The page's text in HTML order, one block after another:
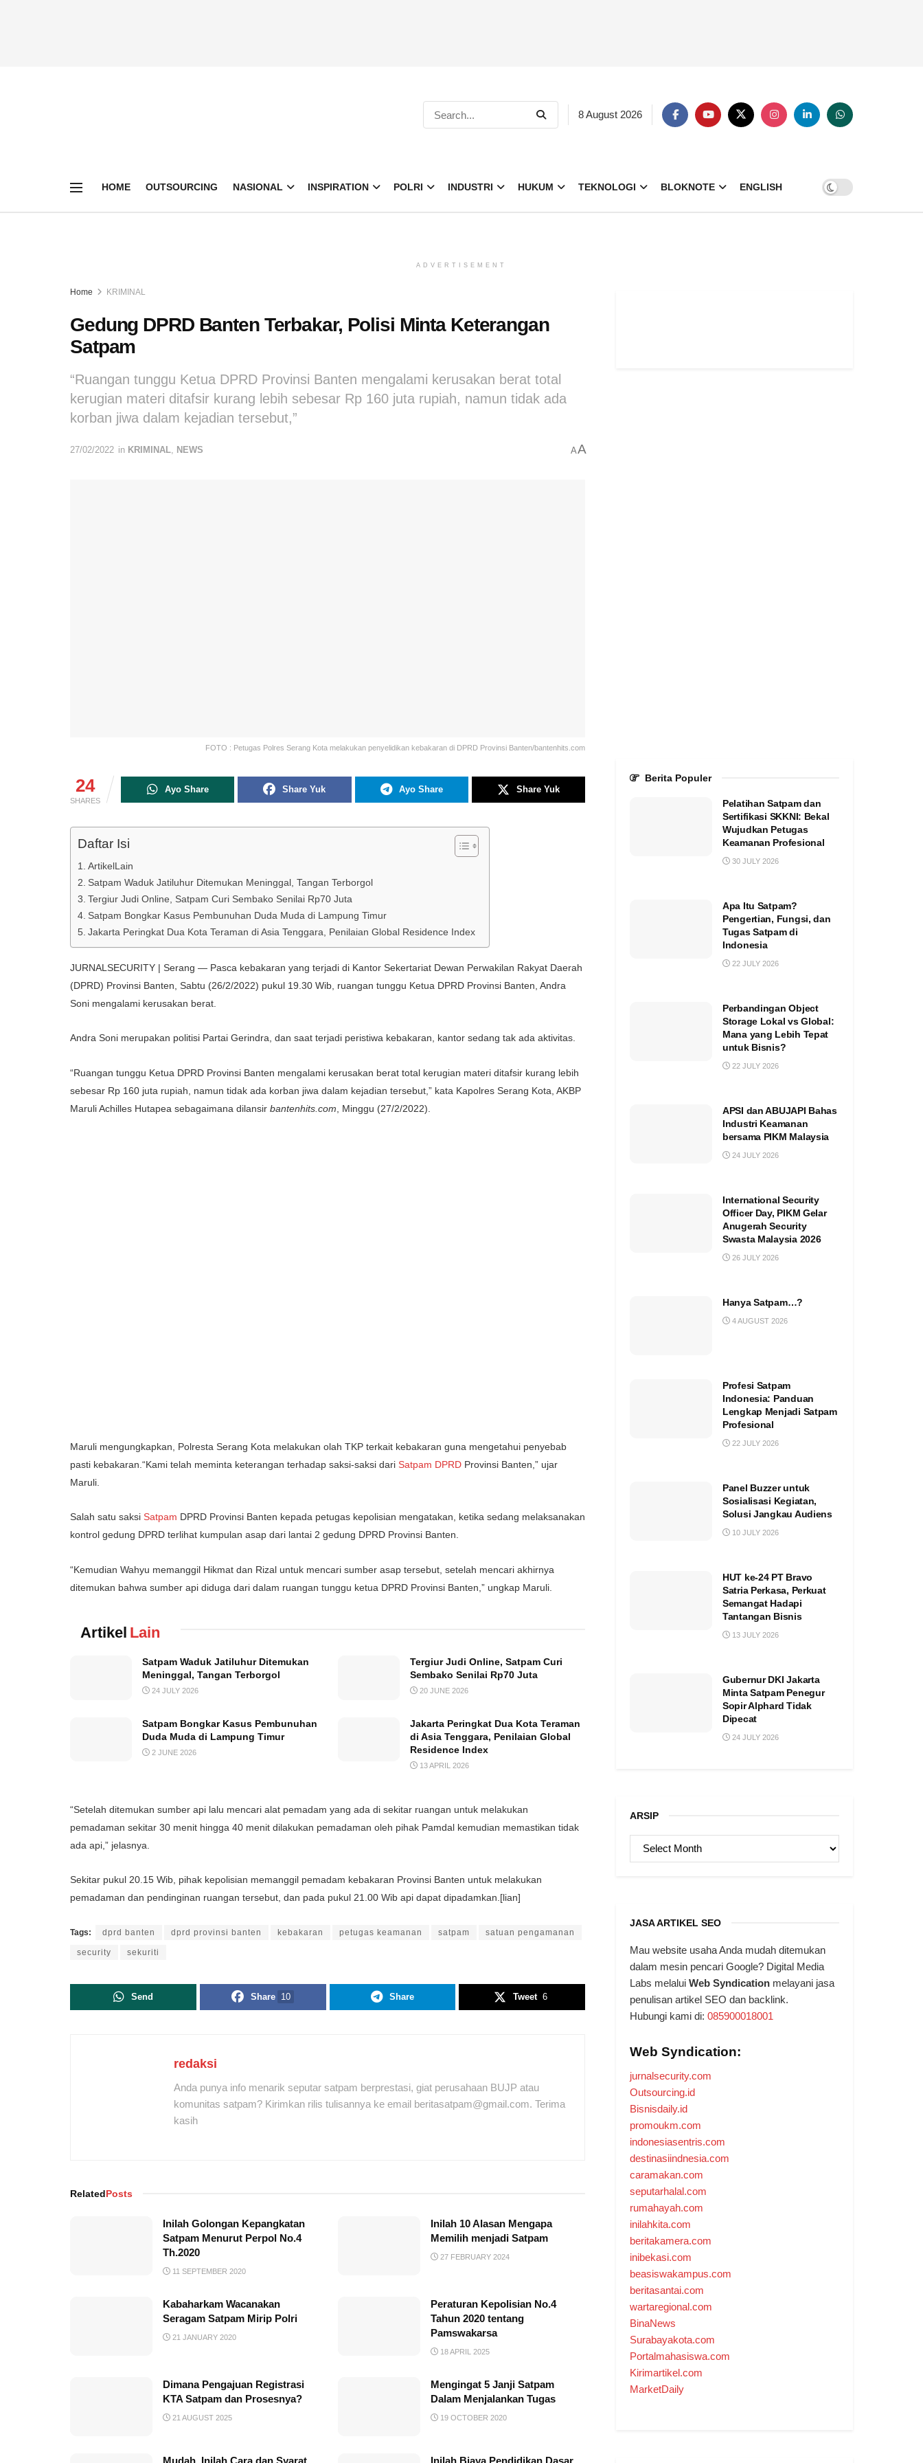
8 August 2026
HOME OUTSOURCING NASIONAL INSPIRATION POLRI INDUSTRI HUKUM TEKNOLOGI BLOKNOTE ENGLISH
ADVERTISEMENT
Home KRIMINAL
Gedung DPRD Banten Terbakar, Polisi Minta Keterangan
Satpam
“Ruangan tunggu Ketua DPRD Provinsi Banten mengalami kerusakan berat total
kerugian materi ditafsir kurang lebih sebesar Rp 160 juta rupiah, namun tidak ada
korban jiwa dalam kejadian tersebut,”
27/02/2022 in KRIMINAL NEWS AA
FOTO : Petugas Polres Serang Kota melakukan penyelidikan kebakaran di DPRD Provinsi Banten/bantenhits.com
24
SHARES
Ayo Share Share Yuk Ayo Share Share Yuk
Daftar Isi
ArtikelLain
Satpam Waduk Jatiluhur Ditemukan Meninggal, Tangan Terborgol
Tergiur Judi Online, Satpam Curi Sembako Senilai Rp70 Juta
Satpam Bongkar Kasus Pembunuhan Duda Muda di Lampung Timur
Jakarta Peringkat Dua Kota Teraman di Asia Tenggara, Penilaian Global Residence Index
JURNALSECURITY | Serang — Pasca kebakaran yang terjadi di Kantor Sekertariat Dewan Perwakilan Rakyat Daerah
(DPRD) Provinsi Banten, Sabtu (26/2/2022) pukul 19.30 Wib, ruangan tunggu Ketua DPRD Provinsi Banten, Andra
Soni mengalami kerusakan berat.
Andra Soni merupakan politisi Partai Gerindra, dan saat terjadi peristiwa kebakaran, kantor sedang tak ada aktivitas.
“Ruangan tunggu Ketua DPRD Provinsi Banten mengalami kerusakan berat total kerugian materi ditafsir kurang lebih
sebesar Rp 160 juta rupiah, namun tidak ada korban jiwa dalam kejadian tersebut,” kata Kapolres Serang Kota, AKBP
Maruli Achilles Hutapea sebagaimana dilansir bantenhits.com , Minggu (27/2/2022).
Maruli mengungkapkan, Polresta Serang Kota melakukan olah TKP terkait kebakaran guna mengetahui penyebab
pasti kebakaran.“Kami telah meminta keterangan terhadap saksi-saksi dari Satpam DPRD Provinsi Banten,” ujar
Maruli.
Salah satu saksi Satpam DPRD Provinsi Banten kepada petugas kepolisian mengatakan, ketika sedang melaksanakan
kontrol gedung DPRD terlihat kumpulan asap dari lantai 2 gedung DPRD Provinsi Banten.
“Kemudian Wahyu memanggil Hikmat dan Rizal untuk mencari sumber asap tersebut, setelah mencari akhirnya
ditemukan bahwa sumber api diduga dari dalam ruangan tunggu ketua DPRD Provinsi Banten,” ungkap Maruli.
Artikel Lain
Satpam Waduk Jatiluhur Ditemukan
Meninggal, Tangan Terborgol
24 JULY 2026
Tergiur Judi Online, Satpam Curi
Sembako Senilai Rp70 Juta
20 JUNE 2026
Satpam Bongkar Kasus Pembunuhan
Duda Muda di Lampung Timur
2 JUNE 2026
Jakarta Peringkat Dua Kota Teraman
di Asia Tenggara, Penilaian Global
Residence Index
13 APRIL 2026
“Setelah ditemukan sumber api lalu mencari alat pemadam yang ada di sekitar ruangan untuk melakukan
pemadaman sekitar 30 menit hingga 40 menit dilakukan pemadaman oleh pihak Pamdal kemudian memastikan tidak
ada api,” jelasnya.
Sekitar pukul 20.15 Wib, pihak kepolisian memanggil pemadam kebakaran Provinsi Banten untuk melakukan
pemadaman dan pendinginan ruangan tersebut, dan pada pukul 21.00 Wib api dapat dipadamkan.[lian]
Tags: dprd banten dprd provinsi banten kebakaran petugas keamanan satpam satuan pengamanan
security sekuriti
Send Share 10 Share Tweet 6
redaksi
Anda punya info menarik seputar satpam berprestasi, giat perusahaan BUJP atau
komunitas satpam? Kirimkan rilis tulisannya ke email beritasatpam@gmail.com. Terima
kasih
RelatedPosts
Inilah Golongan Kepangkatan
Satpam Menurut Perpol No.4
Th.2020
11 SEPTEMBER 2020
Inilah 10 Alasan Mengapa
Memilih menjadi Satpam
27 FEBRUARY 2024
Kabaharkam Wacanakan
Seragam Satpam Mirip Polri
21 JANUARY 2020
Peraturan Kepolisian No.4
Tahun 2020 tentang
Pamswakarsa
18 APRIL 2025
Dimana Pengajuan Registrasi
KTA Satpam dan Prosesnya?
21 AUGUST 2025
Mengingat 5 Janji Satpam
Dalam Menjalankan Tugas
19 OCTOBER 2020
Mudah, Inilah Cara dan Syarat Inilah Biaya Pendidikan Dasar
Berita Populer
Pelatihan Satpam dan
Sertifikasi SKKNI: Bekal
Wujudkan Petugas
Keamanan Profesional
30 JULY 2026
Apa Itu Satpam?
Pengertian, Fungsi, dan
Tugas Satpam di
Indonesia
22 JULY 2026
Perbandingan Object
Storage Lokal vs Global:
Mana yang Lebih Tepat
untuk Bisnis?
22 JULY 2026
APSI dan ABUJAPI Bahas
Industri Keamanan
bersama PIKM Malaysia
24 JULY 2026
International Security
Officer Day, PIKM Gelar
Anugerah Security
Swasta Malaysia 2026
26 JULY 2026
Hanya Satpam…?
4 AUGUST 2026
Profesi Satpam
Indonesia: Panduan
Lengkap Menjadi Satpam
Profesional
22 JULY 2026
Panel Buzzer untuk
Sosialisasi Kegiatan,
Solusi Jangkau Audiens
10 JULY 2026
HUT ke-24 PT Bravo
Satria Perkasa, Perkuat
Semangat Hadapi
Tantangan Bisnis
13 JULY 2026
Gubernur DKI Jakarta
Minta Satpam Penegur
Sopir Alphard Tidak
Dipecat
24 JULY 2026
ARSIP
ARSIP
JASA ARTIKEL SEO
Mau website usaha Anda mudah ditemukan
dalam mesin pencari Google? Digital Media
Labs melalui Web Syndication melayani jasa
penulisan artikel SEO dan backlink.
Hubungi kami di: 085900018001
Web Syndication:
jurnalsecurity.com
Outsourcing.id
Bisnisdaily.id
promoukm.com
indonesiasentris.com
destinasiindnesia.com
caramakan.com
seputarhalal.com
rumahayah.com
inilahkita.com
beritakamera.com
inibekasi.com
beasiswakampus.com
beritasantai.com
wartaregional.com
BinaNews
Surabayakota.com
Portalmahasiswa.com
Kirimartikel.com
MarketDaily